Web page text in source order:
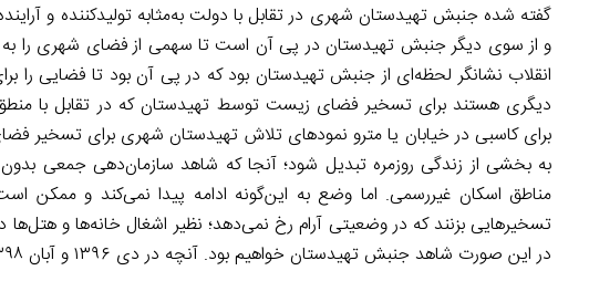
گفته شده جنبش تهیدستان شهری در تقابل با دولت به‌مثابه تولیدکننده و
و از سوی دیگر جنبش تهیدستان در پی آن است تا سهمی از فضای شهری را به
انقلاب نشانگر لحظه‌ای از جنبش تهیدستان بود که در پی آن بود تا فضایی
دیگری هستند برای تسخیر فضای زیست توسط تهیدستان که در تقابل با
برای کاسبی در خیابان یا مترو نمودهای تلاش تهیدستان شهری برای تسخیر
به بخشی از زندگی روزمره تبدیل شود؛ آنجا که شاهد سازمان‌دهی جمعی
مناطق اسکان غیررسمی. اما وضع به این‌گونه ادامه پیدا نمی‌کند و
تسخیرهایی بزنند که در وضعیتی آرام رخ نمی‌دهد؛ نظیر اشغال خانه‌ها و
در این صورت شاهد جنبش تهیدستان خواهیم بود. آنچه در دی ۱۳۹۶ و آبان ۱۳۹۸ شاهد بودیم، از سنخ دوم است.